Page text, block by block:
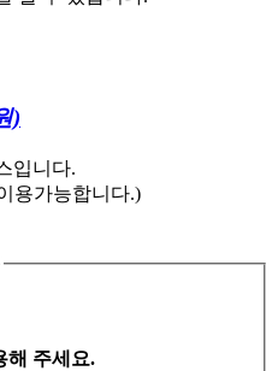
)
입니다.
용가능합니다.)
해 주세요.